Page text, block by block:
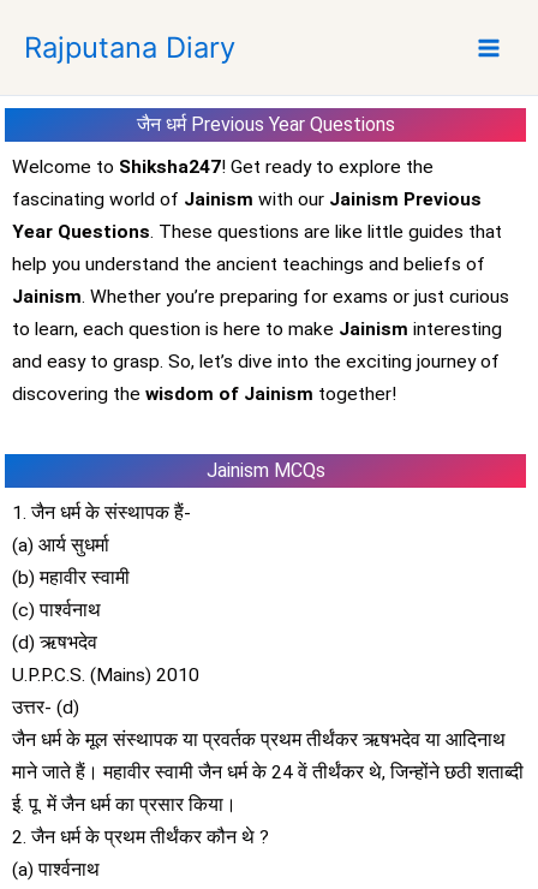
p
Rajputana Diary
जैन धर्म Previous Year Questions
Welcome to Shiksha247! Get ready to explore the
fascinating world of Jainism with our Jainism Previous
Year Questions. These questions are like little guides that
help you understand the ancient teachings and beliefs of
Jainism. Whether you’re preparing for exams or just curious
to learn, each question is here to make Jainism interesting
and easy to grasp. So, let’s dive into the exciting journey of
discovering the wisdom of Jainism together!
Jainism MCQs
1. जैन धर्म के संस्थापक हैं-
(a) आर्य सुधर्मा
(b) महावीर स्वामी
(c) पार्श्वनाथ
(d) ऋषभदेव
U.P.P.C.S. (Mains) 2010
उत्तर- (d)
जैन धर्म के मूल संस्थापक या प्रवर्तक प्रथम तीर्थंकर ऋषभदेव या आदिनाथ
माने जाते हैं। महावीर स्वामी जैन धर्म के 24 वें तीर्थंकर थे, जिन्होंने छठी शताब्दी
ई. पू. में जैन धर्म का प्रसार किया।
2. जैन धर्म के प्रथम तीर्थंकर कौन थे ?
(a) पार्श्वनाथ